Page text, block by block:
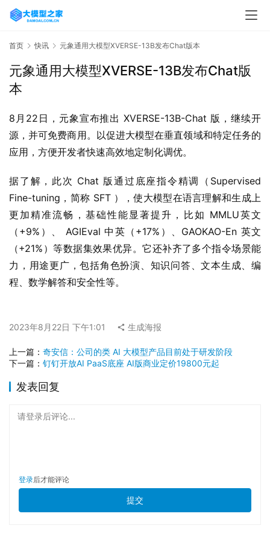
首页 快讯 元象通用大模型XVERSE-13B发布Chat版本
元象通用大模型XVERSE-13B发布Chat版
本
8月22日，元象宣布推出 XVERSE-13B-Chat 版，继续开
源，并可免费商用。以促进大模型在垂直领域和特定任务的
应用，方便开发者快速高效地定制化调优。
据了解，此次 Chat 版通过底座指令精调（Supervised
Fine-tuning，简称 SFT ），使大模型在语言理解和生成上
更加精准流畅，基础性能显著提升，比如 MMLU英文
（+9%）、 AGIEval 中英（+17%）、GAOKAO-En 英文
（+21%）等数据集效果优异。它还补齐了多个指令场景能
力，用途更广，包括角色扮演、知识问答、文本生成、编
程、数学解答和安全性等。
2023年8月22日 下午1:01 生成海报
上一篇： 奇安信：公司的类 AI 大模型产品目前处于研发阶段
下一篇： 钉钉开放AI PaaS底座 AI版商业定价19800元起
发表回复
请登录后评论...
登录后才能评论
提交